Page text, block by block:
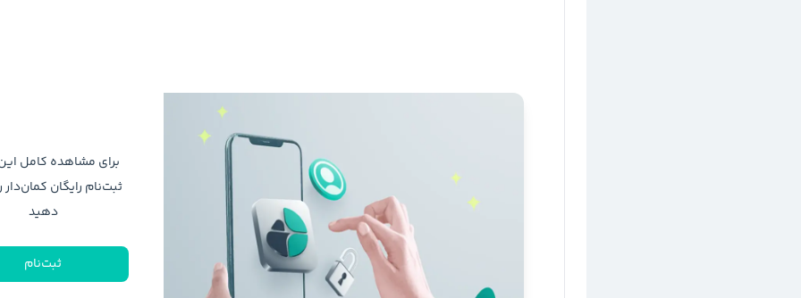
برای مشاهده کامل
ثبت‌نام رایگان کمان‌دار
دهید
ثبت‌نام